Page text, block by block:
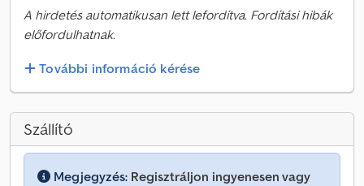
A hirdetés automatikusan lett lefordítva. Fordítási hibák
előfordulhatnak.
További információ kérése
Szállító
Megjegyzés: Regisztráljon ingyenesen vagy